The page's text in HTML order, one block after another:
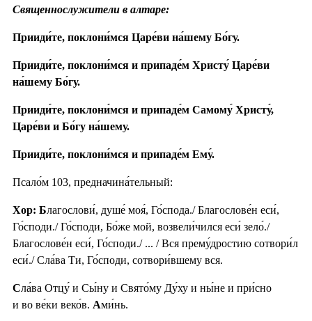
Священнослужители в алтаре:
Прииди́те, поклони́мся Царе́ви на́шему Бо́гу.
Прииди́те, поклони́мся и припаде́м Христу́ Царе́ви
на́шему Бо́гу.
Прииди́те, поклони́мся и припаде́м Самому́ Христу́,
Царе́ви и Бо́гу на́шему.
Прииди́те, поклони́мся и припаде́м Ему́.
Псало́м 103, предначина́тельный:
Хор: Благослови́, душе́ моя́, Го́спода./ Благослове́н еси́,
Го́споди./ Го́споди, Бо́же мой, возвели́чился еси́ зело́./
Благослове́н еси́, Го́споди./ ... / Вся прему́дростию сотвори́л
еси́./ Сла́ва Ти, Го́споди, сотвори́вшему вся.
Сла́ва Отцу́ и Сы́ну и Свято́му Ду́ху и ны́не и при́сно
и во ве́ки веко́в. Ами́нь.